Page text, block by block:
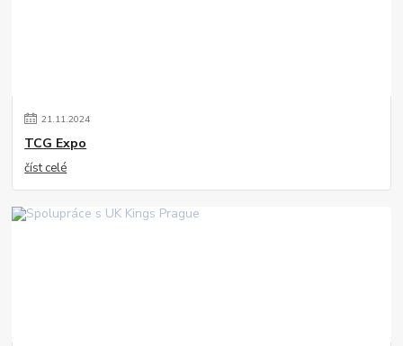
21.11.2024
TCG Expo
číst celé